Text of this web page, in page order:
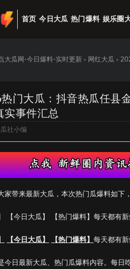
首页 今日大瓜 热门爆料 娱乐圈
大瓜网-今日爆料-实时更新 > 网红大瓜 >
门大瓜：抖音热瓜任县
实事件汇总
社小编
家带来最新大瓜，本次热门瓜爆料如下
【今日大瓜】 【热门爆料】每天都有新
【今日大瓜】 【热门爆料】 每天都有新
今日最新大瓜、热门瓜爆料内容。每